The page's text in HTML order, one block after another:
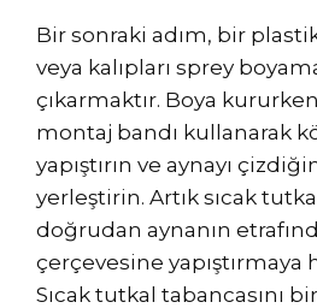
Bir sonraki adım, bir
veya kalıpları sprey
çıkarmaktır. Boya kururken
montaj bandı kullanarak
yapıştırın ve aynayı
yerleştirin. Artık sıcak
doğrudan aynanın
çerçevesine yapıştırmaya
Sıcak tutkal tabancasını